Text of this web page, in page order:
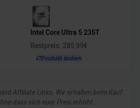
Intel Core Ultra 5 235T
Bestpreis: 285,99€
Produkt ändern
Affiliate Links. Wir erhalten beim Kauf
dass sich euer Preis erhöht.